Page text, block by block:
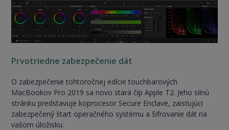
Prvotriedne zabezpečenie dát
O zabezpečenie tohtoročnej edície touchbarových
MacBookov Pro 2019 sa novo stará čip Apple T2. Jeho silnú
stránku predstavuje koprocesor Secure Enclave, zaisťujúci
zabezpečený štart operačného systému a šifrovanie dát na
vašom úložisku.